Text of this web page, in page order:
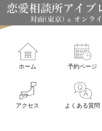
ホーム 予約ページ
アクセス よくある質問